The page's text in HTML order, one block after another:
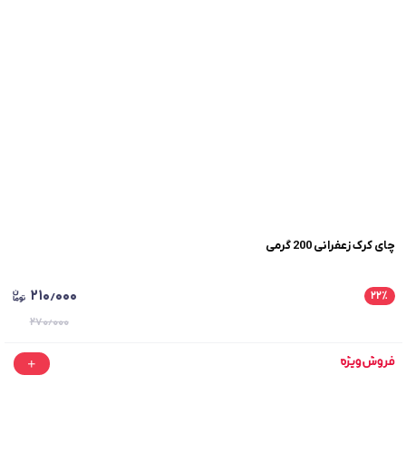
چای کرک زعفرانی 200 گرمی
۲۲٪ ۲۱۰٫۰۰۰
۲۷۰٫۰۰۰